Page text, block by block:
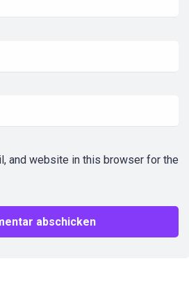
and website in this browser for the